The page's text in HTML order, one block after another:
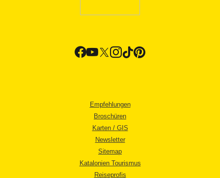
Empfehlungen
Broschüren
Karten / GIS
Newsletter
Sitemap
Katalonien Tourismus
Reiseprofis